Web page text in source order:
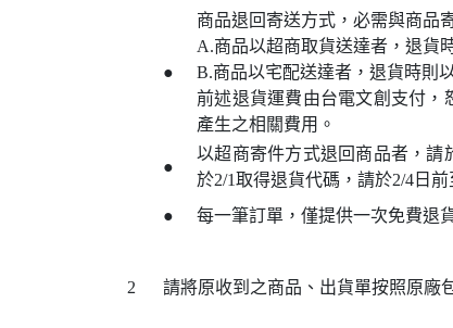
●
商品退回寄送方式，必需與商品
A.商品以超商取貨送達者，退貨
B.商品以宅配送達者，退貨時則
前述退貨運費由台電文創支付，
產生之相關費用。
●
以超商寄件方式退回商品者，請
於2/1取得退貨代碼，請於2/4日
●
每一筆訂單，僅提供一次免費退
2 請將原收到之商品、出貨單按照原廠